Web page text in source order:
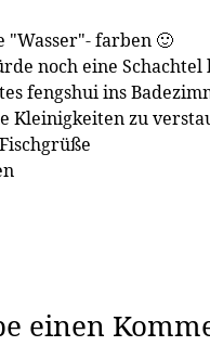
"Wasser"- farben 🙂
noch eine Schachtel
fengshui ins
Kleinigkeiten zu
einen